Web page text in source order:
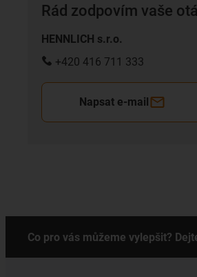
Rád zodpovím vaše
HENNLICH s.r.o.
+420 416 711 333
Napsat e-mail
Co pro vás můžeme vylepšit?